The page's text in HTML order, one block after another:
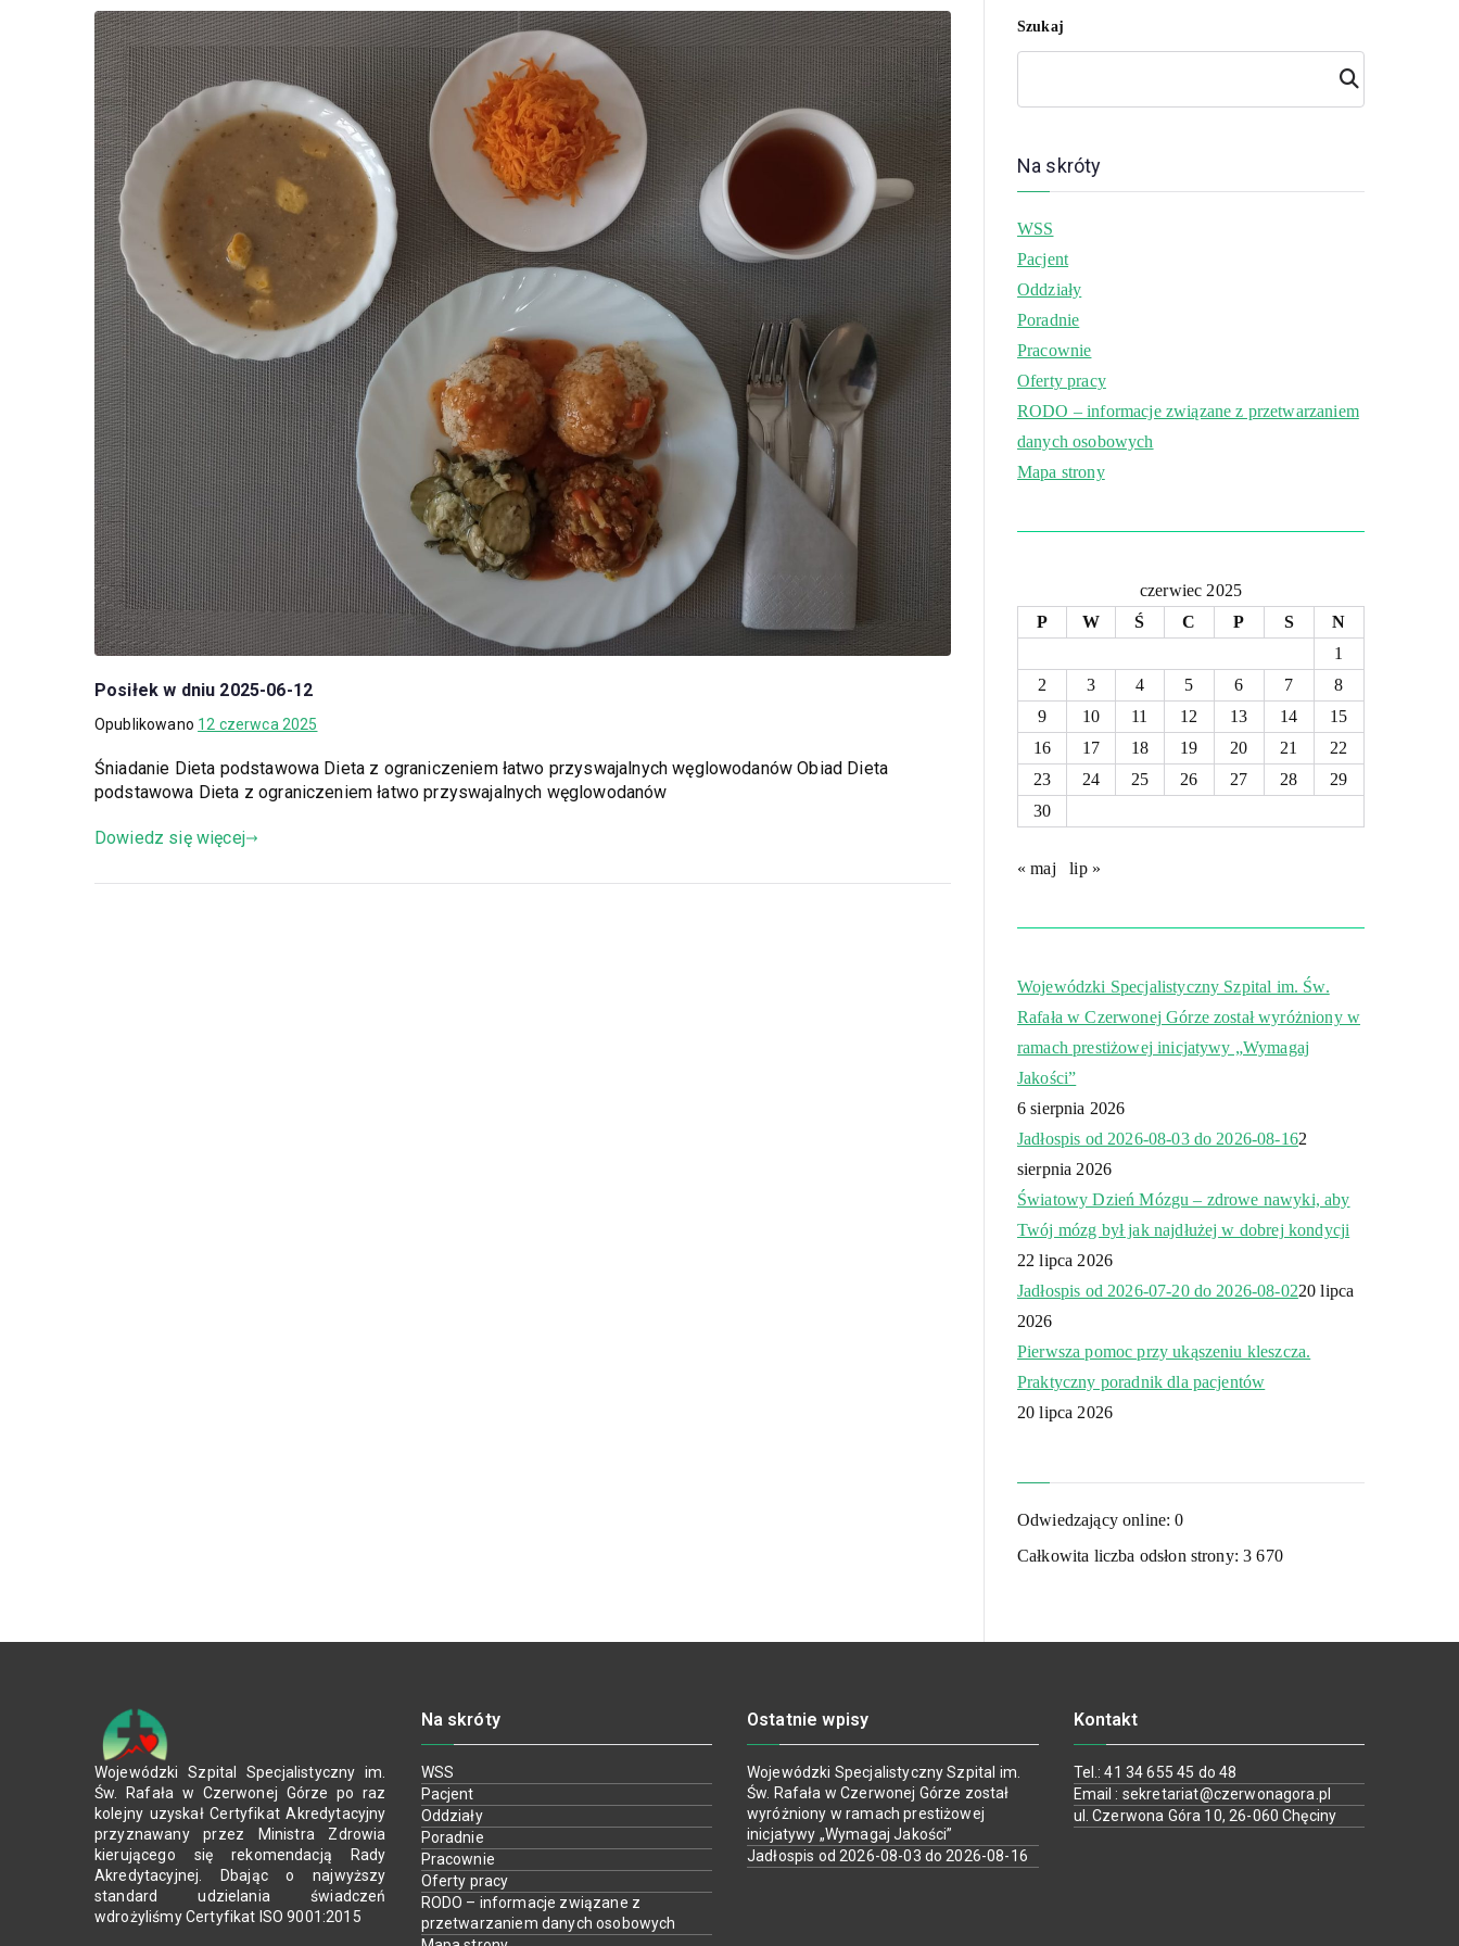
Posiłek w dniu 2025-06-12
Opublikowano 12 czerwca 2025
Śniadanie Dieta podstawowa Dieta z ograniczeniem łatwo przyswajalnych węglowodanów Obiad Dieta
podstawowa Dieta z ograniczeniem łatwo przyswajalnych węglowodanów
Dowiedz się więcej
Szukaj
Szuk
aj
Na skróty
WSS
Pacjent
Oddziały
Poradnie
Pracownie
Oferty pracy
RODO – informacje związane z przetwarzaniem
danych osobowych
Mapa strony
czerwiec 2025
P
W Ś C P S
N
1
2
3 4 5 6 7
8
9
10 11 12 13 14
15
16
17 18 19 20 21
22
23
24 25 26 27 28
29
30
« maj lip »
Wojewódzki Specjalistyczny Szpital im. Św.
Rafała w Czerwonej Górze został wyróżniony w
ramach prestiżowej inicjatywy „Wymagaj
Jakości”
6 sierpnia 2026
Jadłospis od 2026-08-03 do 2026-08-162
sierpnia 2026
Światowy Dzień Mózgu – zdrowe nawyki, aby
Twój mózg był jak najdłużej w dobrej kondycji
22 lipca 2026
Jadłospis od 2026-07-20 do 2026-08-0220 lipca
2026
Pierwsza pomoc przy ukąszeniu kleszcza.
Praktyczny poradnik dla pacjentów
20 lipca 2026
Odwiedzający online:0
Całkowita liczba odsłon strony:3 670
Wojewódzki Szpital Specjalistyczny im.
Św. Rafała w Czerwonej Górze po raz
kolejny uzyskał Certyfikat Akredytacyjny
przyznawany przez Ministra Zdrowia
kierującego się rekomendacją Rady
Akredytacyjnej. Dbając o najwyższy
standard udzielania świadczeń
wdrożyliśmy Certyfikat ISO 9001:2015
Na skróty
WSS
Pacjent
Oddziały
Poradnie
Pracownie
Oferty pracy
RODO – informacje związane z
przetwarzaniem danych osobowych
Ostatnie wpisy
Wojewódzki Specjalistyczny Szpital im.
Św. Rafała w Czerwonej Górze został
wyróżniony w ramach prestiżowej
inicjatywy „Wymagaj Jakości”
Jadłospis od 2026-08-03 do 2026-08-16
Kontakt
Tel.: 41 34 655 45 do 48
Email : sekretariat@czerwonagora.pl
ul. Czerwona Góra 10, 26-060 Chęciny